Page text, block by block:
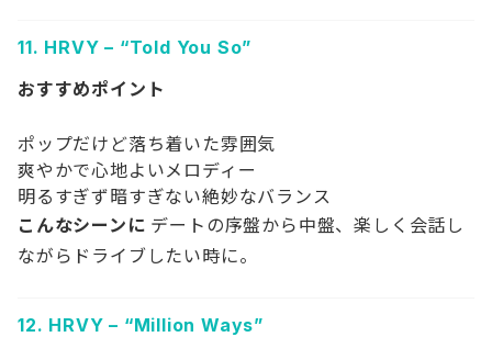
11. HRVY – “Told You So”
おすすめポイント
ポップだけど落ち着いた雰囲気
爽やかで心地よいメロディー
明るすぎず暗すぎない絶妙なバランス
こんなシーンに デートの序盤から中盤、楽しく会話し
ながらドライブしたい時に。
12. HRVY – “Million Ways”